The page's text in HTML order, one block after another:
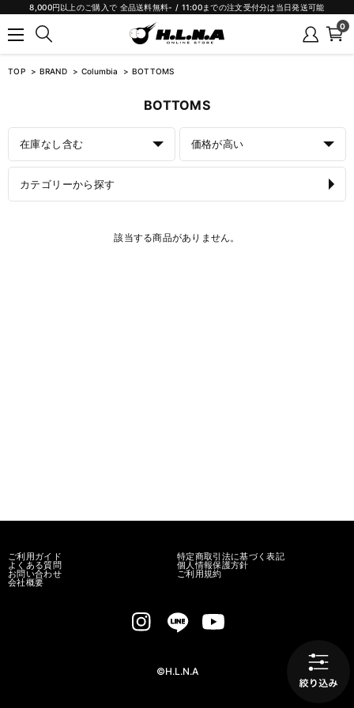
8,000円以上のご購入で 全品送料無料- / 11:00までの注文受付分は当日発送可能
0
TOP BRAND Columbia BOTTOMS
BOTTOMS
在庫なし含む 価格が高い
カテゴリーから探す
該当する商品がありません。
ご利用ガイド
よくある質問
お問い合わせ
会社概要
特定商取引法に基づく表記
個人情報保護方針
ご利用規約
©H.L.N.A